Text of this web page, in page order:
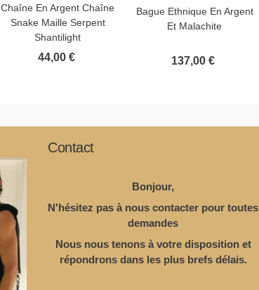
Ajouter au panier
Chaîne En Argent Chaîne
Snake Maille Serpent
Shantilight
44,00 €
Ajouter au panier
Bague Ethnique En Argent
Et Malachite
137,00 €
Contact
Bonjour,
N'hésitez pas à nous contacter pour toutes
demandes
Nous nous tenons à votre disposition et
répondrons dans les plus brefs délais.